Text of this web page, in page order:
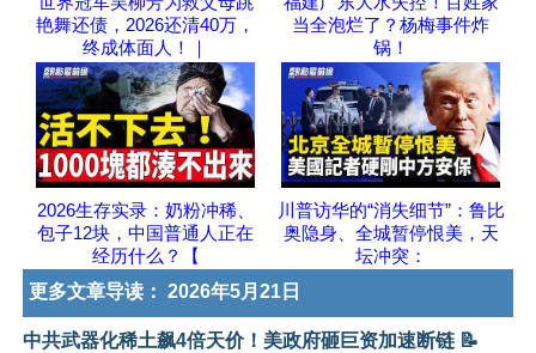
艳舞还债，2026还清40万，
终成体面人！｜
当全泡烂了？杨梅事件炸
锅！
2026生存实录：奶粉冲稀、
包子12块，中国普通人正在
经历什么？【
川普访华的“消失细节”：鲁比
奥隐身、全城暂停恨美，天
坛冲突：
更多文章导读： 2026年5月21日
中共武器化稀土飙4倍天价！美政府砸巨资加速断链 📝